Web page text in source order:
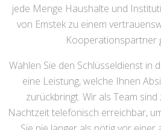
jede Menge Haushalte und
von Emstek zu einem
Kooperationspartner
Wählen Sie den Schlüsseldienst in
eine Leistung, welche Ihnen
zurückbringt. Wir als Team
Nachtzeit telefonisch erreichbar,